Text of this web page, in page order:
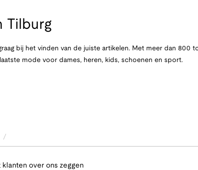
Tilburg
bij het vinden van de juiste artikelen. Met meer dan 800
mode voor dames, heren, kids, schoenen en sport.
/
klanten over ons zeggen